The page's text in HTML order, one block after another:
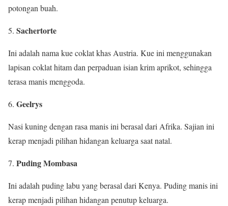
potongan buah.
Sachertorte
Ini adalah nama kue coklat khas Austria. Kue ini menggunakan
lapisan coklat hitam dan perpaduan isian krim aprikot, sehingga
terasa manis menggoda.
Geelrys
Nasi kuning dengan rasa manis ini berasal dari Afrika. Sajian ini
kerap menjadi pilihan hidangan keluarga saat natal.
Puding Mombasa
Ini adalah puding labu yang berasal dari Kenya. Puding manis ini
kerap menjadi pilihan hidangan penutup keluarga.